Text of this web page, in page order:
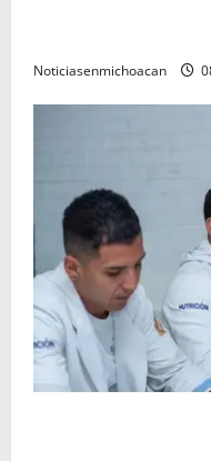
Noticiasenmichoacan